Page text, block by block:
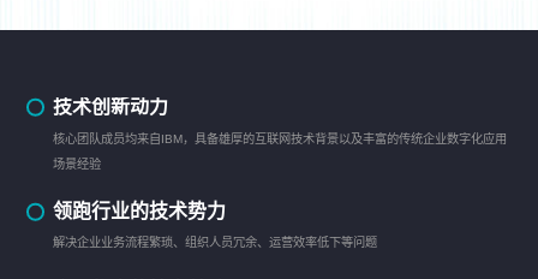
技术创新动力
核心团队成员均来自IBM，具备雄厚的互联网技术背景以及丰富的传统企业数字化应用
场景经验
领跑行业的技术势力
解决企业业务流程繁琐、组织人员冗余、运营效率低下等问题